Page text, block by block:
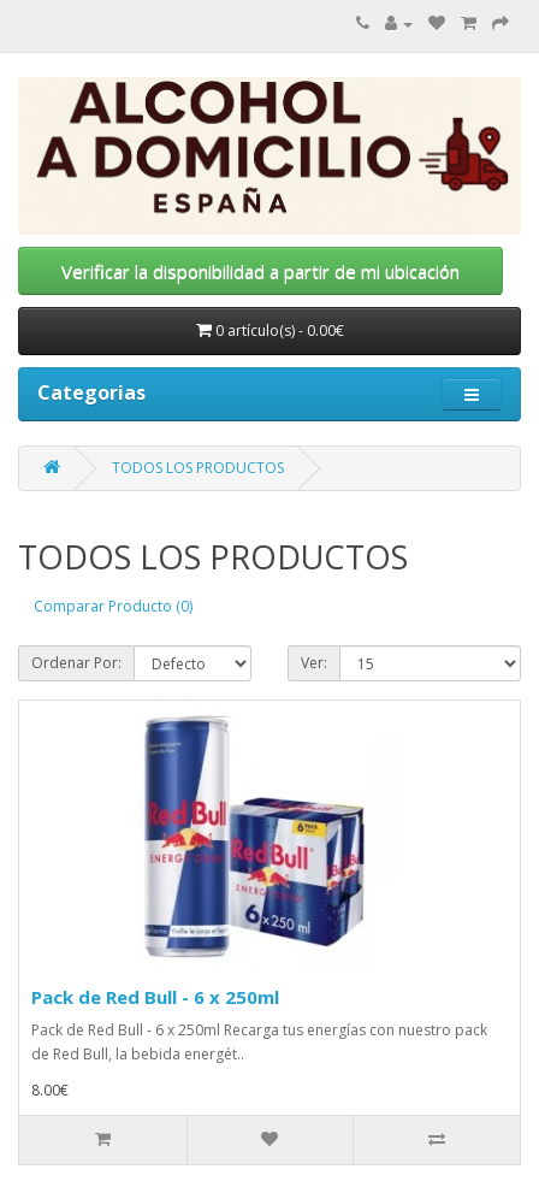
Verificar la disponibilidad a partir de mi ubicación
0 artículo(s) - 0.00€
Categorias
TODOS LOS PRODUCTOS
TODOS LOS PRODUCTOS
Comparar Producto (0)
Ordenar Por: Ver:
Pack de Red Bull - 6 x 250ml
Pack de Red Bull - 6 x 250ml Recarga tus energías con nuestro pack
de Red Bull, la bebida energét..
8.00€